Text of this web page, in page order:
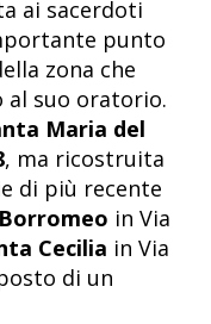
ai sacerdoti
punto
zona che
suo oratorio.
Maria del
, ma ricostruita
di più recente
in Via
Cecilia in Via
di un